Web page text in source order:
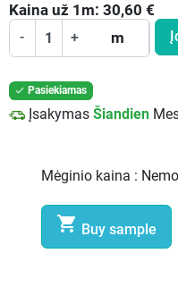
Kaina už 1 m: 30,60 €
- + m
 Pasiekiamas
Įsakymas Šiandien
Mėginio kaina :
 Buy sample